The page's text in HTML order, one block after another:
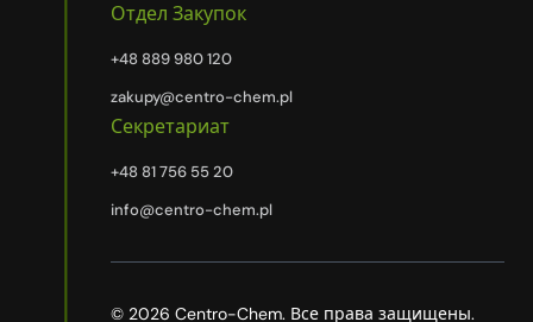
Отдел Закупок
+48 889 980 120
zakupy@centro-chem.pl
Секретариат
+48 81 756 55 20
info@centro-chem.pl
© 2026 Centro-Chem. Все права защищены.